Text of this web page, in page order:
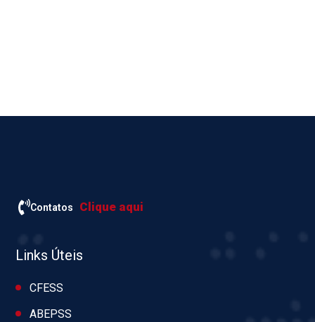
Contatos Clique aqui
Links Úteis
CFESS
ABEPSS